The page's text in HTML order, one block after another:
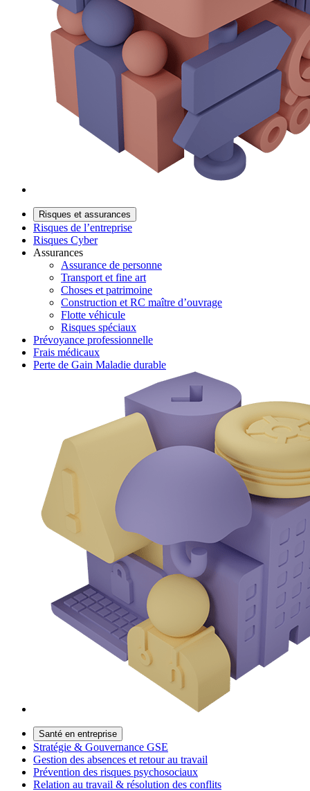
Risques et assurances
Risques de l’entreprise
Risques Cyber
Assurances
Assurance de personne
Transport et fine art
Choses et patrimoine
Construction et RC maître d’ouvrage
Flotte véhicule
Risques spéciaux
Prévoyance professionnelle
Frais médicaux
Perte de Gain Maladie durable
Santé en entreprise
Stratégie & Gouvernance GSE
Gestion des absences et retour au travail
Prévention des risques psychosociaux
Relation au travail & résolution des conflits